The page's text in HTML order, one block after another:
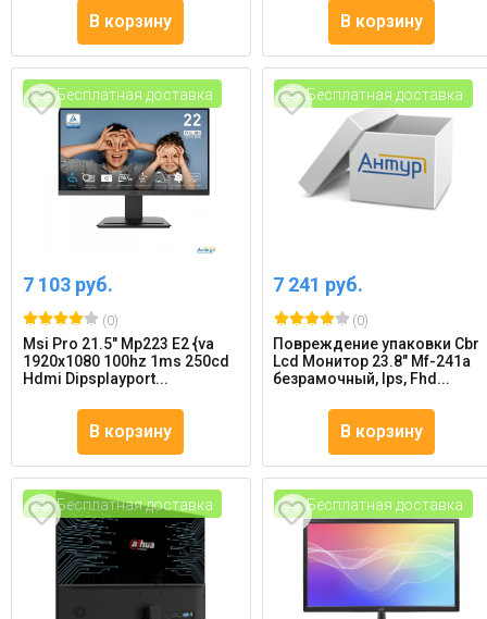
В корзину В корзину
Бесплатная доставка
7 103 руб.
(0)
Msi Pro 21.5" Mp223 E2 {va
1920x1080 100hz 1ms 250cd
Hdmi Dipsplayport...
В корзину
Бесплатная доставка
7 241 руб.
(0)
Повреждение упаковки Cbr
Lcd Монитор 23.8" Mf-241a
безрамочный, Ips, Fhd...
В корзину
Бесплатная доставка Бесплатная доставка